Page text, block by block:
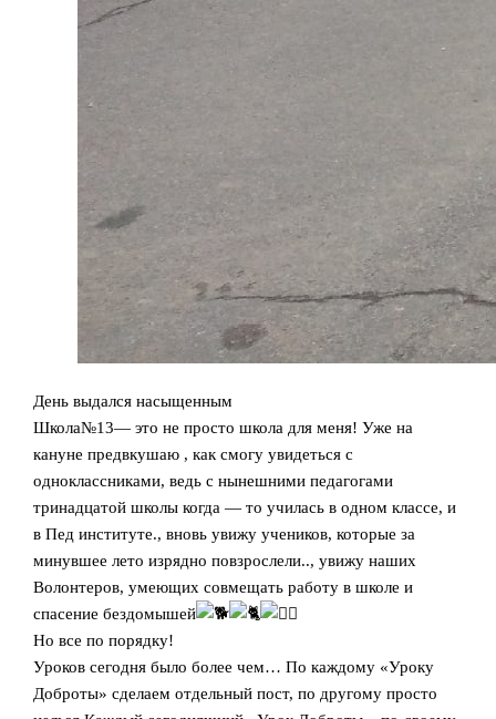
День выдался насыщенным
Школа№13— это не просто школа для меня! Уже на
кануне предвкушаю , как смогу увидеться с
одноклассниками, ведь с нынешними педагогами
тринадцатой школы когда — то училась в одном классе, и
в Пед институте., вновь увижу учеников, которые за
минувшее лето изрядно повзрослели.., увижу наших
Волонтеров, умеющих совмещать работу в школе и
спасение бездомышей
Но все по порядку!
Уроков сегодня было более чем… По каждому «Уроку
Доброты» сделаем отдельный пост, по другому просто